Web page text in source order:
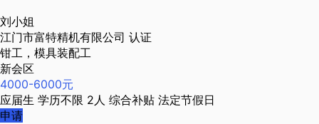
刘小姐
江门市富特精机有限公司 认证
钳工，模具装配工
新会区
4000-6000元
应届生 学历不限 2人 综合补贴 法定节假日
申请